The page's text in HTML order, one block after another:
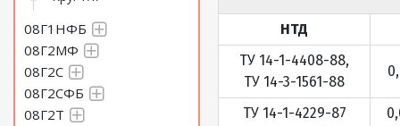
08Г1НФБ
08Г2МФ
08Г2С
08Г2СФБ
08Г2Т
НТД
ТУ 14-1-4408-88,
ТУ 14-3-1561-88
ТУ 14-1-4229-87